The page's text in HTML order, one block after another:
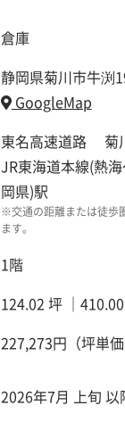
倉庫
静岡県菊川市牛渕
GoogleMap
東名高速道路 菊
JR東海道本線(熱
岡県)駅
※交通の距離または徒歩
ます。
1階
124.02 坪 ｜
227,273円（坪単価
2026年7月 上旬 以